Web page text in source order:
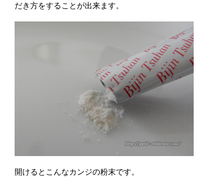
だき方をすることが出来ます。
開けるとこんなカンジの粉末です。